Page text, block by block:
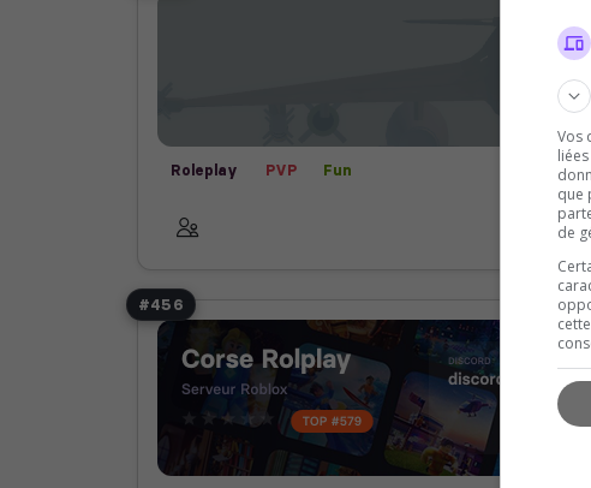
Roleplay PVP Fun
#456
Vos
que
de